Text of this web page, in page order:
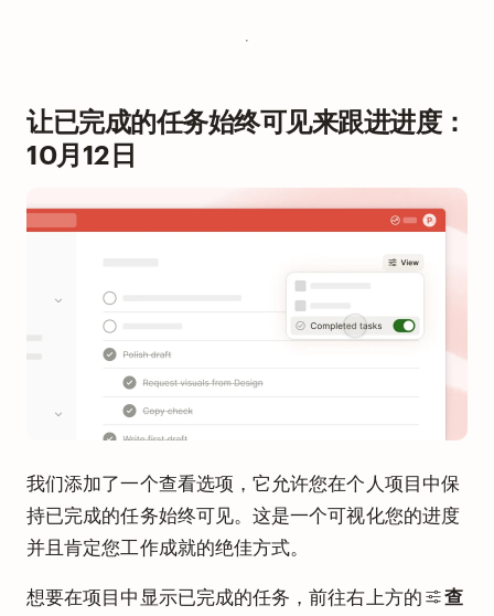
让已完成的任务始终可见来跟进进度：
10月12日
我们添加了一个查看选项，它允许您在个人项目中保
持已完成的任务始终可见。这是一个可视化您的进度
并且肯定您工作成就的绝佳方式。
想要在项目中显示已完成的任务，前往右上方的
查